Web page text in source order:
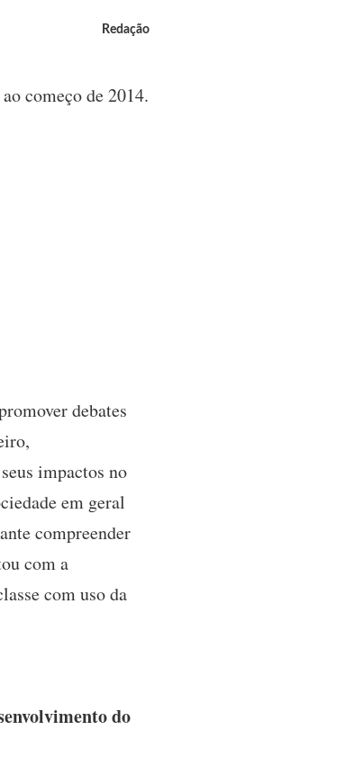
Redação
começo de 2014.
debates
impactos no
em geral
compreender
com a
com uso da
do